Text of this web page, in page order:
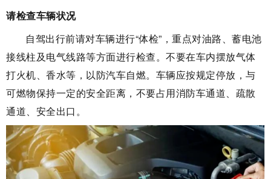
请检查车辆状况
自驾出行前请对车辆进行“体检”，重点对油路、蓄电池
接线柱及电气线路等方面进行检查。不要在车内摆放气体
打火机、香水等，以防汽车自燃。车辆应按规定停放，与
可燃物保持一定的安全距离，不要占用消防车通道、疏散
通道、安全出口。